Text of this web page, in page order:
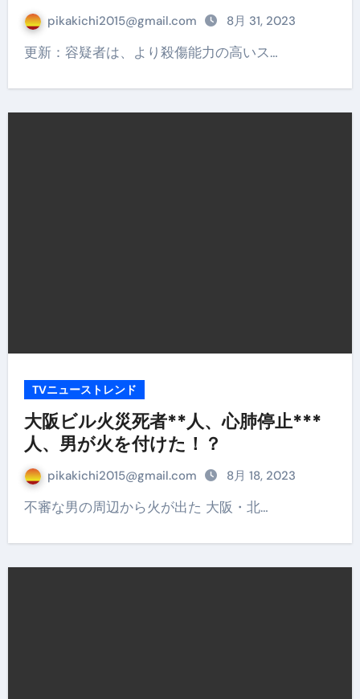
pikakichi2015@gmail.com 8月 31, 2023
更新：容疑者は、より殺傷能力の高いス…
TVニューストレンド
大阪ビル火災死者**人、心肺停止***
人、男が火を付けた！？
pikakichi2015@gmail.com 8月 18, 2023
不審な男の周辺から火が出た 大阪・北…